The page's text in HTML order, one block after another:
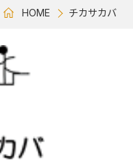
HOME チカサカバ